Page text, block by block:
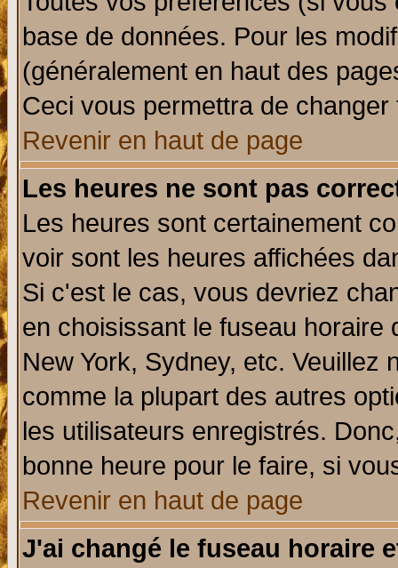
base de données. Pour les
(généralement en haut des
Ceci vous permettra de
Revenir en haut de page
Les heures ne sont pas
Les heures sont certainement
voir sont les heures affichées
Si c'est le cas, vous devriez
en choisissant le fuseau
New York, Sydney, etc. Veuillez
comme la plupart des autres
les utilisateurs enregistrés.
bonne heure pour le faire, si
Revenir en haut de page
J'ai changé le fuseau horaire